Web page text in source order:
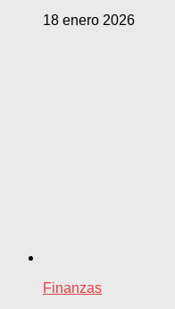
18 enero 2026
Finanzas